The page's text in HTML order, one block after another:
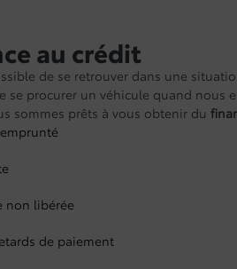
au crédit
de se retrouver dans une
se procurer un véhicule quand nous
sommes prêts à vous obtenir du
non libérée
de paiement